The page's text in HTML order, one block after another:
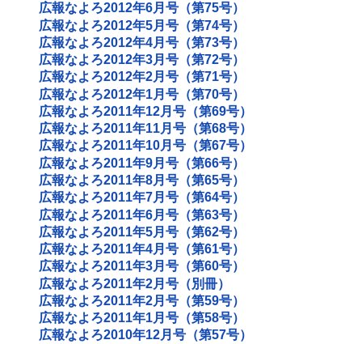
広報なよろ2012年6月号（第75号）
広報なよろ2012年5月号（第74号）
広報なよろ2012年4月号（第73号）
広報なよろ2012年3月号（第72号）
広報なよろ2012年2月号（第71号）
広報なよろ2012年1月号（第70号）
広報なよろ2011年12月号（第69号）
広報なよろ2011年11月号（第68号）
広報なよろ2011年10月号（第67号）
広報なよろ2011年9月号（第66号）
広報なよろ2011年8月号（第65号）
広報なよろ2011年7月号（第64号）
広報なよろ2011年6月号（第63号）
広報なよろ2011年5月号（第62号）
広報なよろ2011年4月号（第61号）
広報なよろ2011年3月号（第60号）
広報なよろ2011年2月号（別冊）
広報なよろ2011年2月号（第59号）
広報なよろ2011年1月号（第58号）
広報なよろ2010年12月号（第57号）